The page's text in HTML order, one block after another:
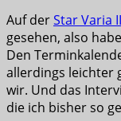
Auf derStar Varia
gesehen, also
Den
allerdings leichter
wir. Und das
die ich bisher so